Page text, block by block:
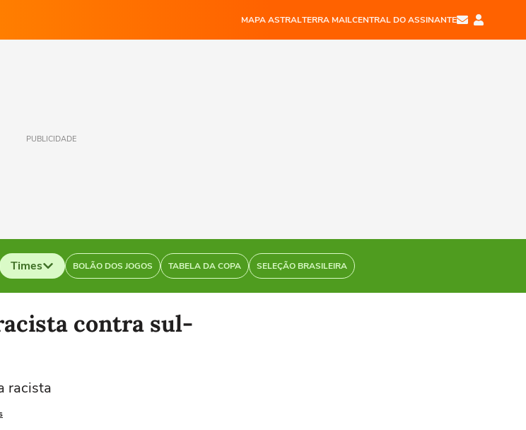
MAPA ASTRALTERRA MAILCENTRAL DO ASSINANTE
PUBLICIDADE
Times BOLÃO DOS JOGOS TABELA DA COPA SELEÇÃO BRASILEIRA
contra sul-
racista